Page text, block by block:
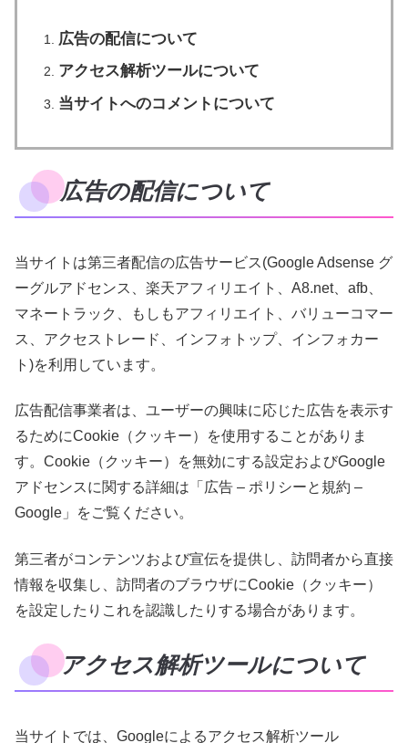
広告の配信について
アクセス解析ツールについて
当サイトへのコメントについて
広告の配信について
当サイトは第三者配信の広告サービス(Google Adsense グ
ーグルアドセンス、楽天アフィリエイト、A8.net、afb、
マネートラック、もしもアフィリエイト、バリューコマー
ス、アクセストレード、インフォトップ、インフォカー
ト)を利用しています。
広告配信事業者は、ユーザーの興味に応じた広告を表示す
るためにCookie（クッキー）を使用することがありま
す。Cookie（クッキー）を無効にする設定およびGoogle
アドセンスに関する詳細は「広告 – ポリシーと規約 –
Google」をご覧ください。
第三者がコンテンツおよび宣伝を提供し、訪問者から直接
情報を収集し、訪問者のブラウザにCookie（クッキー）
を設定したりこれを認識したりする場合があります。
アクセス解析ツールについて
当サイトでは、Googleによるアクセス解析ツール